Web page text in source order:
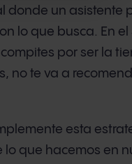
donde un asistente
lo que busca. En
por ser la
no te va a
esta
lo que hacemos en